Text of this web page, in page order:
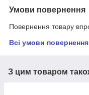
Умови повернення
Повернення товару
Всі умови повернення
З цим товаром